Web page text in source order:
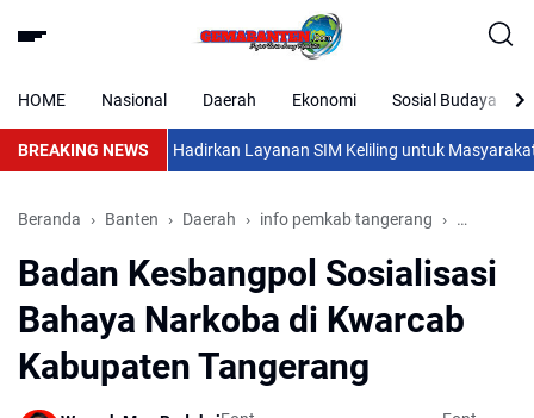
HOME Nasional Daerah Ekonomi Sosial Budaya
BREAKING NEWS
Polda Banten Hadirkan Layanan SIM Keliling untuk Masyarakat
Beranda Banten Daerah info pemkab tangerang Nasional
Badan Kesbangpol Sosialisasi
Bahaya Narkoba di Kwarcab
Kabupaten Tangerang